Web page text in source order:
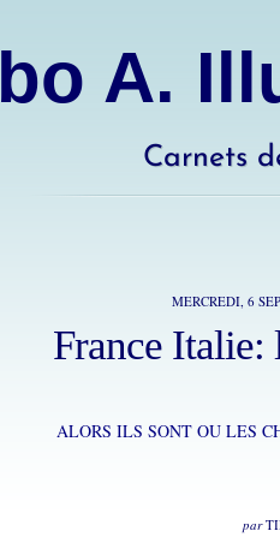
A.
Carnets
MERCREDI, 6
France Italie:
ALORS ILS SONT OU LES
par